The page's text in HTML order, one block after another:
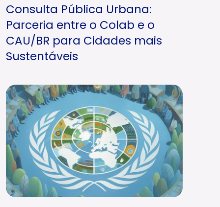
Consulta Pública Urbana:
Parceria entre o Colab e o
CAU/BR para Cidades mais
Sustentáveis